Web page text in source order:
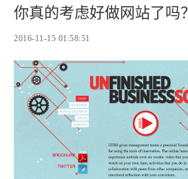
你真的考虑好做网站了吗？
2016-11-15 01:58:51